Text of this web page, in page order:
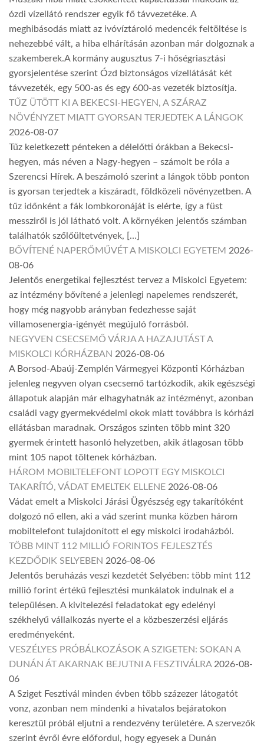
ózdi vízellátó rendszer egyik fő távvezetéke. A
meghibásodás miatt az ivóvíztároló medencék feltöltése is
nehezebbé vált, a hiba elhárításán azonban már dolgoznak a
szakemberek.A kormány augusztus 7-i hőségriasztási
gyorsjelentése szerint Ózd biztonságos vízellátását két
távvezeték, egy 500-as és egy 600-as vezeték biztosítja.
TŰZ ÜTÖTT KI A BEKECSI-HEGYEN, A SZÁRAZ
NÖVÉNYZET MIATT GYORSAN TERJEDTEK A LÁNGOK
2026-08-07
Tűz keletkezett pénteken a délelőtti órákban a Bekecsi-
hegyen, más néven a Nagy-hegyen – számolt be róla a
Szerencsi Hírek. A beszámoló szerint a lángok több ponton
is gyorsan terjedtek a kiszáradt, földközeli növényzetben. A
tűz időnként a fák lombkoronáját is elérte, így a füst
messziről is jól látható volt. A környéken jelentős számban
találhatók szőlőültetvények, […]
BŐVÍTENÉ NAPERŐMŰVÉT A MISKOLCI EGYETEM 2026-
08-06
Jelentős energetikai fejlesztést tervez a Miskolci Egyetem:
az intézmény bővítené a jelenlegi napelemes rendszerét,
hogy még nagyobb arányban fedezhesse saját
villamosenergia-igényét megújuló forrásból.
NEGYVEN CSECSEMŐ VÁRJA A HAZAJUTÁST A
MISKOLCI KÓRHÁZBAN 2026-08-06
A Borsod-Abaúj-Zemplén Vármegyei Központi Kórházban
jelenleg negyven olyan csecsemő tartózkodik, akik egészségi
állapotuk alapján már elhagyhatnák az intézményt, azonban
családi vagy gyermekvédelmi okok miatt továbbra is kórházi
ellátásban maradnak. Országos szinten több mint 320
gyermek érintett hasonló helyzetben, akik átlagosan több
mint 105 napot töltenek kórházban.
HÁROM MOBILTELEFONT LOPOTT EGY MISKOLCI
TAKARÍTÓ, VÁDAT EMELTEK ELLENE 2026-08-06
Vádat emelt a Miskolci Járási Ügyészség egy takarítóként
dolgozó nő ellen, aki a vád szerint munka közben három
mobiltelefont tulajdonított el egy miskolci irodaházból.
TÖBB MINT 112 MILLIÓ FORINTOS FEJLESZTÉS
KEZDŐDIK SELYEBEN 2026-08-06
Jelentős beruházás veszi kezdetét Selyében: több mint 112
millió forint értékű fejlesztési munkálatok indulnak el a
településen. A kivitelezési feladatokat egy edelényi
székhelyű vállalkozás nyerte el a közbeszerzési eljárás
eredményeként.
VESZÉLYES PRÓBÁLKOZÁSOK A SZIGETEN: SOKAN A
DUNÁN ÁT AKARNAK BEJUTNI A FESZTIVÁLRA 2026-08-
06
A Sziget Fesztivál minden évben több százezer látogatót
vonz, azonban nem mindenki a hivatalos bejáratokon
keresztül próbál eljutni a rendezvény területére. A szervezők
szerint évről évre előfordul, hogy egyesek a Dunán